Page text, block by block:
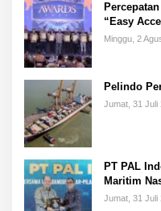
“Easy
Minggu, 2
Pelindo
Jumat, 31 Juli
PT PAL
Maritim
Jumat, 31 Juli